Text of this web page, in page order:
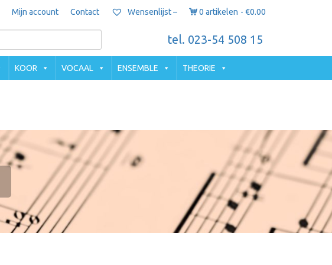
Mijn account Contact Wensenlijst – 0 artikelen €0.00
tel. 023-54 508 15
KOOR VOCAAL ENSEMBLE THEORIE